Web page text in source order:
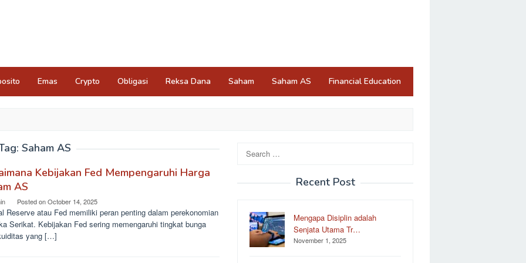
Emas Crypto Obligasi Reksa Dana Saham Saham AS Financial Education
Saham AS
Kebijakan Fed Mempengaruhi Harga
AS
Posted onOctober 14, 2025
Reserve atau Fed memiliki peran penting dalam perekonomian
Serikat. Kebijakan Fed sering memengaruhi tingkat bunga
yang […]
Search
for:
Recent Post
Mengapa Disiplin adalah
Senjata Utama Tr…
November 1, 2025